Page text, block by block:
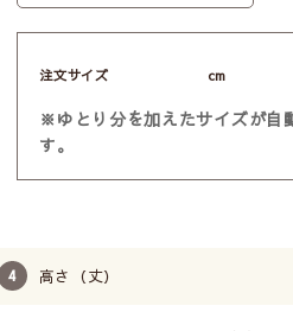
注文サイズ cm
※ゆとり分を加えたサイズが自
す。
高さ（丈）